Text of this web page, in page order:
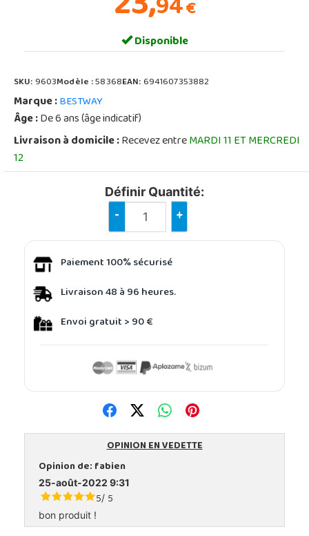
€
Disponible
SKU:9603Modèle :58368EAN:6941607353882
Marque :BESTWAY
Âge :De 6 ans (âge indicatif)
Livraison à domicile :Recevez entreMARDI 11 ET MERCREDI
12
Définir Quantité:
- +
Paiement 100% sécurisé
Livraison 48 à 96 heures.
Envoi gratuit > 90 €
OPINION EN VEDETTE
Opinion de:fabien
25-août-2022 9:31
5/ 5
bon produit !